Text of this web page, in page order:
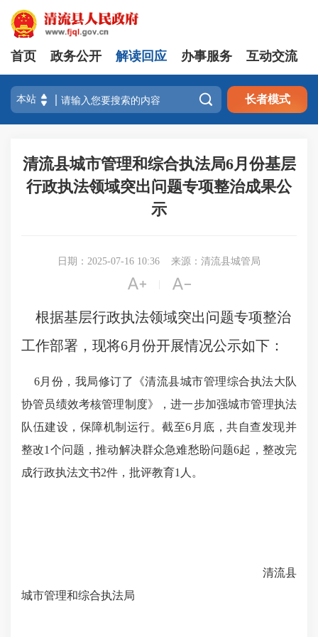
首页 政务公开 解读回应 办事服务 互动交流
 长者模式
清流县城市管理和综合执法局6月份基层
行政执法领域突出问题专项整治成果公
示
日期：2025-07-16 10:36 来源：清流县城管局
 
根据基层行政执法领域突出问题专项整治
工作部署，现将6月份开展情况公示如下：
6月份，我局修订了《清流县城市管理综合执法大队
协管员绩效考核管理制度》，进一步加强城市管理执法
队伍建设，保障机制运行。截至6月底，共自查发现并
整改1 个问题，推动解决群众急难愁盼问题6起 ， 整改完
成行政执法文书2件， 批评教育1人。
清流县
城市管理和综合执法局